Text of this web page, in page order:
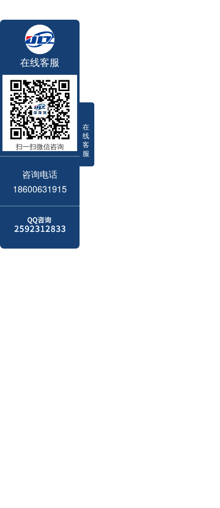
在
线
客
服
在线客服
扫一扫微信咨询
咨询电话
18600631915